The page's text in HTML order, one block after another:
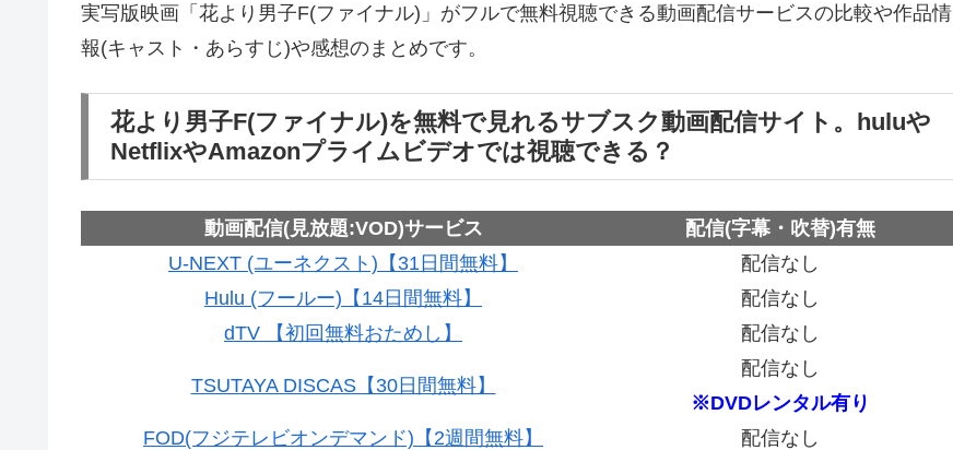
実写版映画「花より男子F(ファイナル)」がフルで無料視聴できる動画配信サービスの比較や作品情
報(キャスト・あらすじ)や感想のまとめです。
花より男子F(ファイナル)を無料で見れるサブスク動画配信サイト。huluや
NetflixやAmazonプライムビデオでは視聴できる？
動画配信(見放題:VOD)サービス
配信(字幕・吹替)有無
U-NEXT (ユーネクスト)【31日間無料】
配信なし
Hulu (フールー)【14日間無料】
配信なし
dTV 【初回無料おためし】
配信なし
TSUTAYA DISCAS【30日間無料】
配信なし
※DVDレンタル有り
FOD(フジテレビオンデマンド)【2週間無料】
配信なし